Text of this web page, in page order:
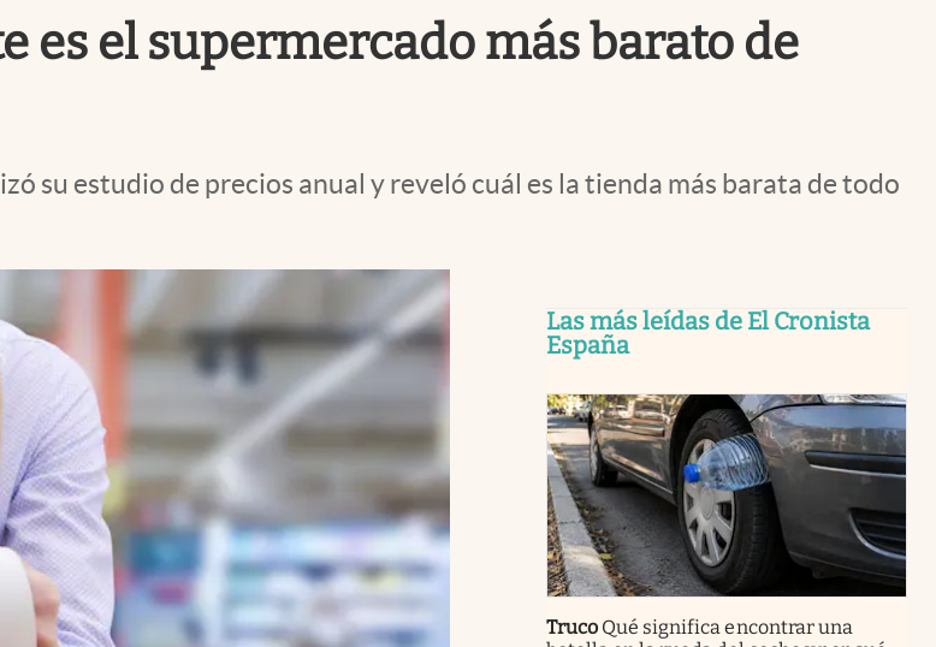
es el supermercado más barato de
su estudio de precios anual y reveló cuál es la tienda más barata de todo
Las más leídas de El Cronista
España
Truco Qué significa encontrar una